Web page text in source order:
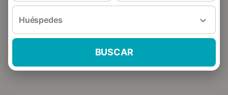
Huéspedes
BUSCAR